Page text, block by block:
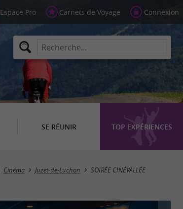
Espace Pro Carnets de Voyage Connexion
SE RÉUNIR TOP EXPÉRIENCES
Cinéma Juzet-de-Luchon SOIRÉE CINÉVALLÉE